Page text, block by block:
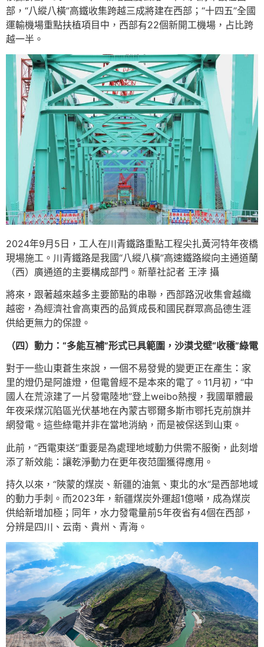
部，“八縱八橫”高鐵收集跨越三成將建在西部；“十四五”全國
運輸機場重點扶植項目中，西部有22個新開工機場，占比跨
越一半。
2024年9月5日，工人在川青鐵路重點工程尖扎黃河特年夜橋
現場施工。川青鐵路是我國“八縱八橫”高速鐵路縱向主通道蘭
（西）廣通道的主要構成部門。新華社記者 王浡 攝
將來，跟著越來越多主要節點的串聯，西部路況收集會越織
越密，為經濟社會高東西的品質成長和國民群眾高品德生涯
供給更無力的保證。
（四）動力：“多能互補”形式已具範圍，沙漠戈壁“收穫”綠電
對于一些山東蒼生來說，一個不易發覺的變更正在產生：家
里的燈仍是阿誰燈，但電曾經不是本來的電了。11月初，“中
國人在荒涼建了一片發電陸地”登上weibo熱搜，我國單體最
年夜采煤沉陷區光伏基地在內蒙古鄂爾多斯市鄂托克前旗并
網發電。這些綠電并非在當地消納，而是被保送到山東。
此前，“西電東送”重要是為處理地域動力供需不服衡，此刻增
添了新效能：讓乾淨動力在更年夜范圍獲得應用。
持久以來，“陜蒙的煤炭、新疆的油氣、東北的水”是西部地域
的動力手刺。而2023年，新疆煤炭外運超1億噸，成為煤炭
供給新增加極；同年，水力發電量前5年夜省有4個在西部，
分辨是四川、云南、貴州、青海。